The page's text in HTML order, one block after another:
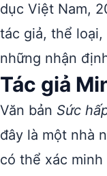
dục Việt Nam,
tác giả, thể
những nhận
Tác giả
Văn bản Sức
đây là một nhà
có thể xác minh